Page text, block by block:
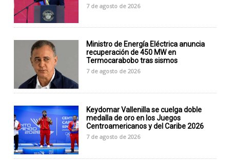
7 de agosto de 2026
Ministro de Energía Eléctrica anuncia
recuperación de 450 MW en
Termocarabobo tras sismos
7 de agosto de 2026
Keydomar Vallenilla se cuelga doble
medalla de oro en los Juegos
Centroamericanos y del Caribe 2026
7 de agosto de 2026